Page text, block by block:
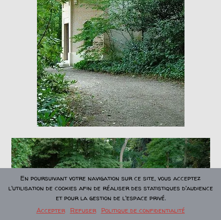
En poursuivant votre navigation sur ce site, vous acceptez
l'utilisation de cookies afin de réaliser des statistiques d'audience
et pour la gestion de l'espace privé.
Accepter
Refuser Politique de confidentialité